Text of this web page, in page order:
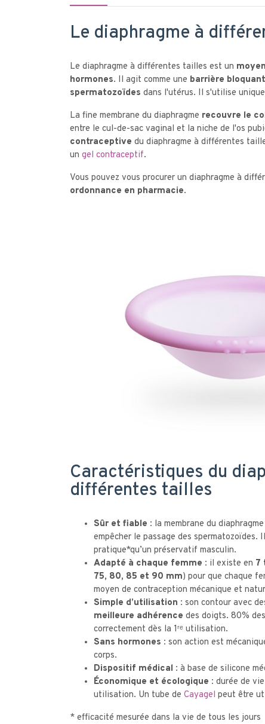
Le diaphragme à
Le diaphragme à différentes tailles est un
hormones. Il agit comme une barrière
spermatozoïdes dans l'utérus. Il s'utilise
La fine membrane du diaphragme recouvre le
entre le cul-de-sac vaginal et la niche de l'os
contraceptive du diaphragme à différentes
un gel contraceptif.
Vous pouvez vous procurer un diaphragme à
ordonnance en pharmacie.
Caractéristiques du
différentes tailles
Sûr et fiable : la membrane du
empêcher le passage des spermatozoïdes.
pratique*qu’un préservatif masculin.
Adapté à chaque femme : il existe en 7
75, 80, 85 et 90 mm) pour que chaque
moyen de contraception mécanique et
Simple d’utilisation : son contour avec
meilleure adhérence des doigts. 80%
correctement dès la 1ʳᵉ utilisation.
Sans hormones : son action est
corps.
Dispositif médical : à base de silicone
Économique et écologique : durée de
utilisation. Un tube de Cayagel peut être
* efficacité mesurée dans la vie de tous les jours